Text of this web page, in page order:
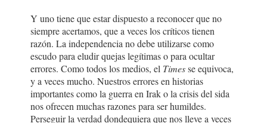
Y uno tiene que estar dispuesto a reconocer que no
siempre acertamos, que a veces los críticos tienen
razón. La independencia no debe utilizarse como
escudo para eludir quejas legítimas o para ocultar
errores. Como todos los medios, el Timesse equivoca,
y a veces mucho. Nuestros errores en historias
importantes como la guerra en Irak o la crisis del sida
nos ofrecen muchas razones para ser humildes.
Perseguir la verdad dondequiera que nos lleve a veces